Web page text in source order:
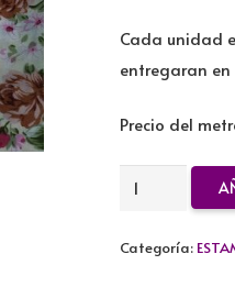
Cada unidad
entregaran en
Precio del
TELA
ALGODON
FLORES
Categoría: